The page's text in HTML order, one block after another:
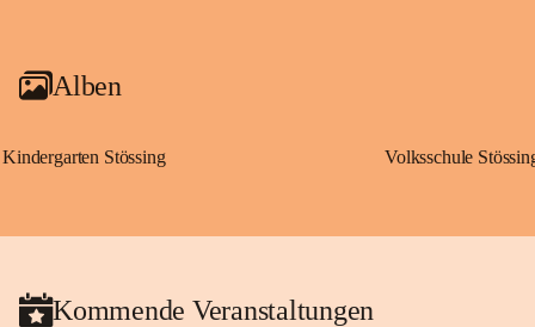
Alben
Kindergarten Stössing Volksschule
Kommende Veranstaltungen